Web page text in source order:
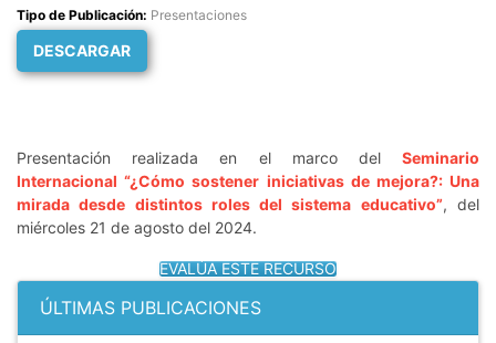
Tipo de Publicación: Presentaciones
DESCARGAR
Presentación realizada en el marco del Seminario
Internacional “¿Cómo sostener iniciativas de mejora?: Una
mirada desde distintos roles del sistema educativo”, del
miércoles 21 de agosto del 2024.
EVALÚA ESTE RECURSO
ÚLTIMAS PUBLICACIONES